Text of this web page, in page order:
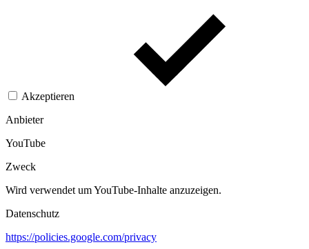
Akzeptieren
Anbieter
YouTube
Zweck
Wird verwendet um YouTube-Inhalte anzuzeigen.​
Datenschutz
https://policies.google.com/privacy